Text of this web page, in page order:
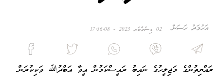
އަހުމަދު ހަސަން 02 ޑިސެމްބަރ 2023 - 17:36:08
ރައްޔިތުންގެ މަޖިލީހުގެ ނައިބު ރައީސްކަމުން އީވާ އަބްދުﷲ ވަކިކުރަން